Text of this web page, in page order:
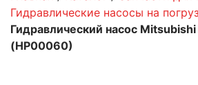
Гидравлические насосы на
Гидравлический насос Mitsubishi
(HP00060)